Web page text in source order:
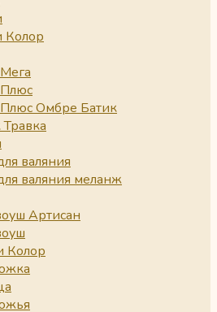
Омбре Батик
валяния
валяния меланж
Артисан
Колор